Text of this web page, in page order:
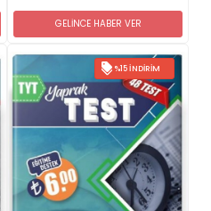
GELİNCE HABER VER
%15 İNDIRIM